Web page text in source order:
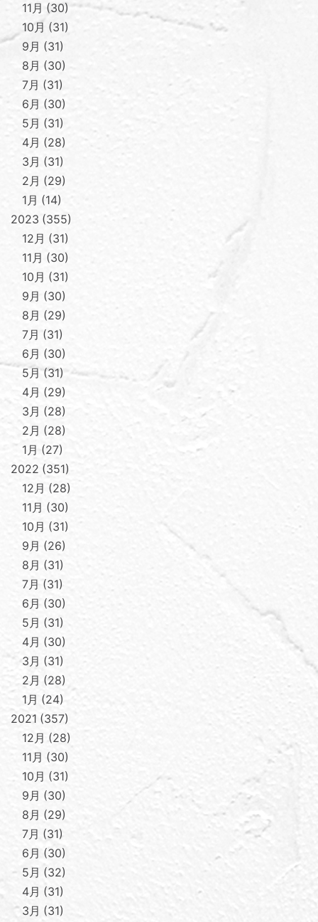
11月
30
10月
31
9月
31
8月
30
7月
31
6月
30
5月
31
4月
28
3月
31
2月
29
1月
14
2023 355
12月
31
11月
30
10月
31
9月
30
8月
29
7月
31
6月
30
5月
31
4月
29
3月
28
2月
28
1月
27
2022 351
12月
28
11月
30
10月
31
9月
26
8月
31
7月
31
6月
30
5月
31
4月
30
3月
31
2月
28
1月
24
2021 357
12月
28
11月
30
10月
31
9月
30
8月
29
7月
31
6月
30
5月
32
4月
31
3月
31